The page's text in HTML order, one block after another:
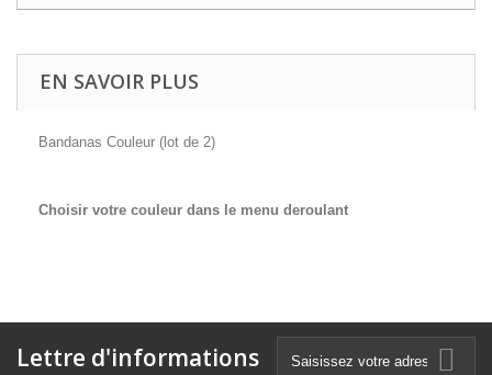
EN SAVOIR PLUS
Bandanas Couleur (lot de 2)
Choisir votre couleur dans le menu deroulant
Lettre d'informations